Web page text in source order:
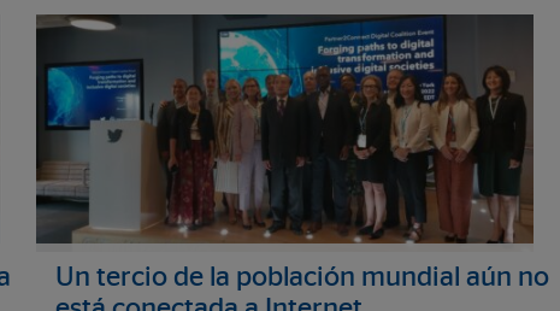
Un tercio de la población mundial aún no